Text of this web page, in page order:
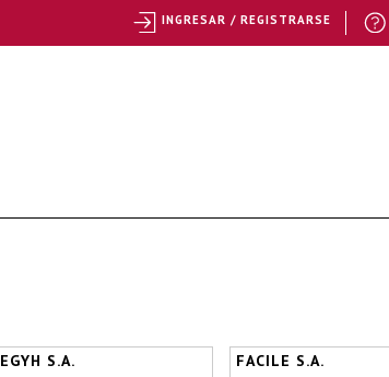
EGYH S.A. FACILE S.A.
INGRESAR / REGISTRARSE